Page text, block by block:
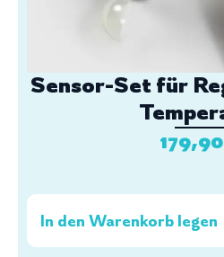
Sensor-Set für
179,90
In den Warenkorb legen